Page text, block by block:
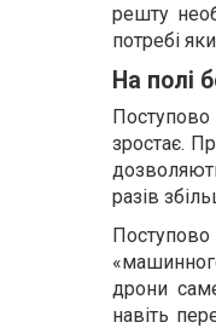
решту
потребі
На полі
зростає.
разів
дрони
навіть